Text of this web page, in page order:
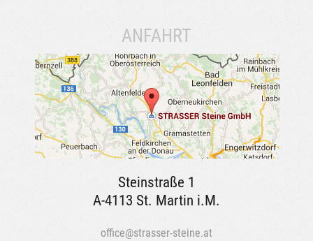
ANFAHRT
Steinstraße 1
A-4113 St. Martin i.M.
office@strasser-steine.at